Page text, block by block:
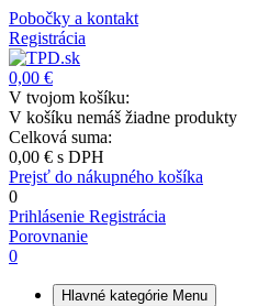
Pobočky a kontakt
Registrácia
0,00 €
V tvojom košíku:
V košíku nemáš žiadne produkty
Celková suma:
0,00 € s DPH
Prejsť do nákupného košíka
0
Prihlásenie Registrácia
Porovnanie
0
Hlavné kategórie Menu